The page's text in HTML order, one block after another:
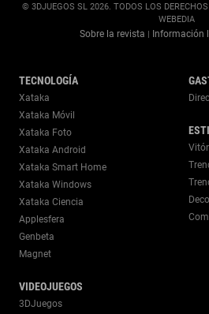
© 3DJUEGOS SL 2026. TODOS LOS
WEBEDIA
Sobre la revista | Información
TECNOLOGÍA
Xataka
Xataka Móvil
Xataka Foto
Xataka Android
Xataka Smart Home
Xataka Windows
Xataka Ciencia
Applesfera
Genbeta
Magnet
VIDEOJUEGOS
3DJuegos